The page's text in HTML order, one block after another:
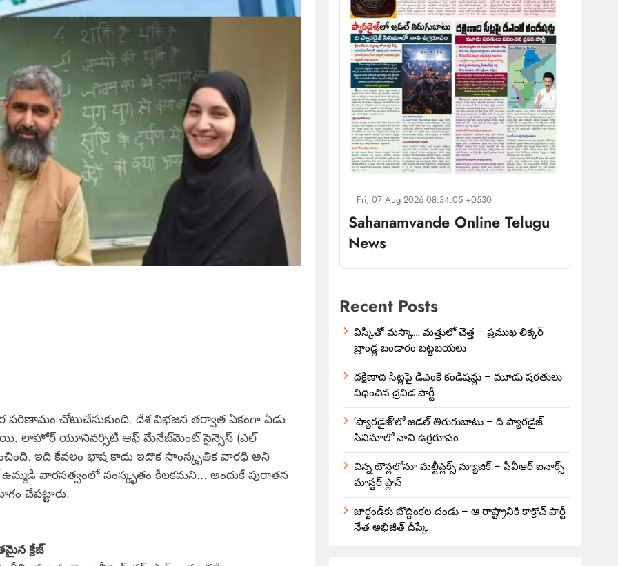
పరిణామం చోటుచేసుకుంది. దేశ విభజన తర్వాత ఏకంగా ఏడు
లాహోర్ యూనివర్సిటీ ఆఫ్ మేనేజ్‌మెంట్ సైన్సెస్ (ఎల్
ఇది కేవలం భాష కాదు ఇదొక సాంస్కృతిక వారధి అని
వారసత్వంలో సంస్కృతం కీలకమని… అందుకే పురాతన
చేపట్టారు.
క్రేజ్
Fri, 07 Aug 2026 08:34:05 +0530
Sahanamvande Online Telugu
News
Recent Posts
విస్కీతో మస్కా… మత్తులో చెత్త – ప్రముఖ లిక్కర్
బ్రాండ్ల బండారం బట్టబయలు
దక్షిణాది సీట్లపై డీఎంకే కండిషన్లు – మూడు షరతులు
విధించిన ద్రవిడ పార్టీ
‘ప్యారడైజ్’లో జడల్ తిరుగుబాటు – ది ప్యారడైజ్
సినిమాలో నాని ఉగ్రరూపం
చిన్న టౌన్లలోనూ మల్టీప్లెక్స్‌ మ్యాజిక్ – పీవీఆర్ ఐనాక్స్
మాస్టర్ ప్లాన్
జార్ఖండ్‌కు బొద్దింకల దండు – ఆ రాష్ట్రానికి కాక్రోచ్ పార్టీ
నేత అభిజీత్ దీప్కే